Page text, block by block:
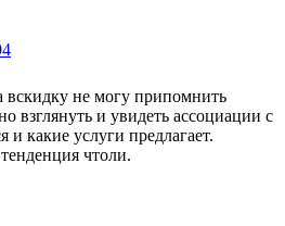
вскидку не могу припомнить
взглянуть и увидеть ассоциации с
и какие услуги предлагает.
чтоли.